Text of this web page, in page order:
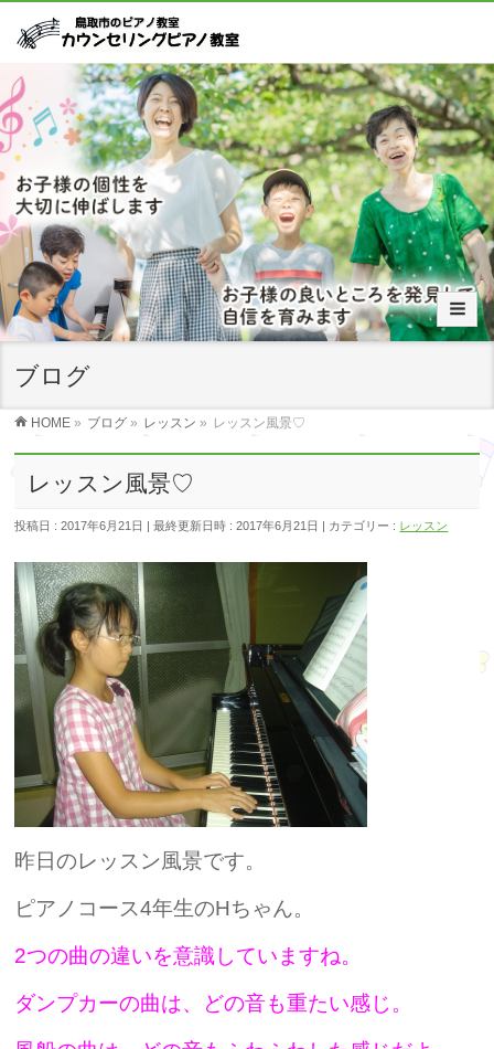
ブログ
HOME » ブログ » レッスン » レッスン風景♡
レッスン風景♡
投稿日 : 2017年6月21日 最終更新日時 : 2017年6月21日 カテゴリー : レッスン
昨日のレッスン風景です。
ピアノコース4年生のHちゃん。
2つの曲の違いを意識していますね。
ダンプカーの曲は、どの音も重たい感じ。